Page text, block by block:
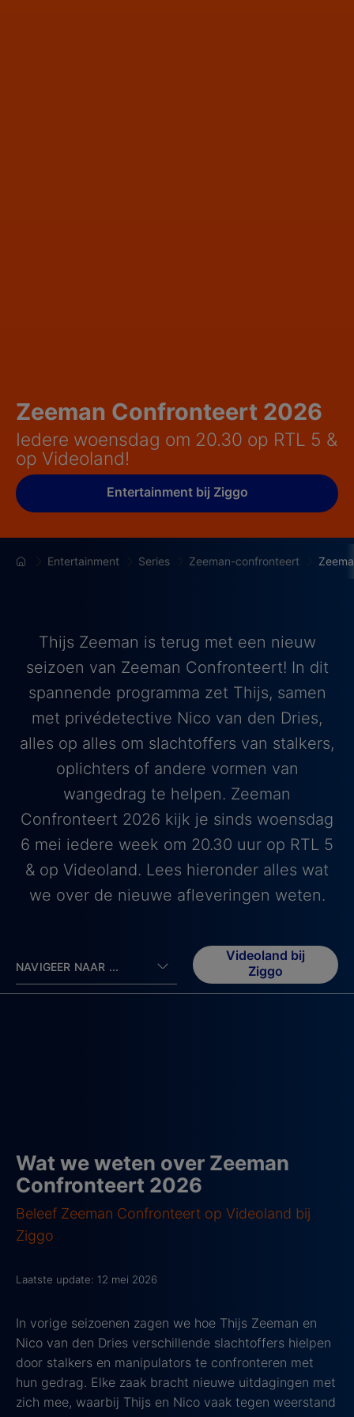
Zeeman Confronteert 2026
Iedere woensdag om 20.30 op RTL 5 &
op Videoland!
Entertainment bij Ziggo
Entertainment Series Zeeman-confronteert
Thijs Zeeman is terug met een nieuw
seizoen van Zeeman Confronteert! In dit
spannende programma zet Thijs, samen
met privédetective Nico van den Dries,
alles op alles om slachtoffers van stalkers,
oplichters of andere vormen van
wangedrag te helpen. Zeeman
Confronteert 2026 kijk je sinds woensdag
6 mei iedere week om 20.30 uur op RTL 5
& op Videoland. Lees hieronder alles wat
we over de nieuwe afleveringen weten.
NAVIGEER NAAR ...
Videoland bij
Ziggo
Wat we weten over Zeeman
Confronteert 2026
Beleef Zeeman Confronteert op Videoland bij
Ziggo
Laatste update: 12 mei 2026
In vorige seizoenen zagen we hoe Thijs Zeeman en
Nico van den Dries verschillende slachtoffers hielpen
door stalkers en manipulators te confronteren met
hun gedrag. Elke zaak bracht nieuwe uitdagingen met
zich mee, waarbij Thijs en Nico vaak tegen weerstand